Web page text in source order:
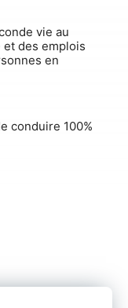
vie au
des emplois
en
conduire 100%